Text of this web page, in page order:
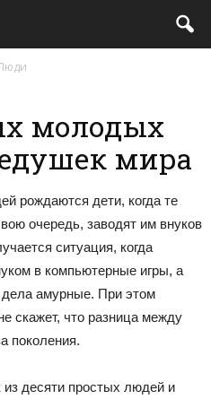
молодых
мира
рождаются дети, когда те
очередь, заводят им внуков
ситуация, когда
в компьютерные игры, а
амурные. При этом
скажет, что разница между
поколения.
из десяти простых людей и